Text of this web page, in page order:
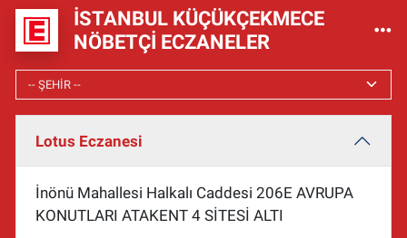
İSTANBUL KÜÇÜKÇEKMECE
NÖBETÇI ECZANELER
Lotus Eczanesi
İnönü Mahallesi Halkalı Caddesi 206E AVRUPA
KONUTLARI ATAKENT 4 SİTESİ ALTI